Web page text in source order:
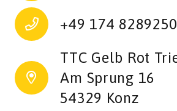
+49 174 8289250
TTC Gelb Rot
Am Sprung 16
54329 Konz